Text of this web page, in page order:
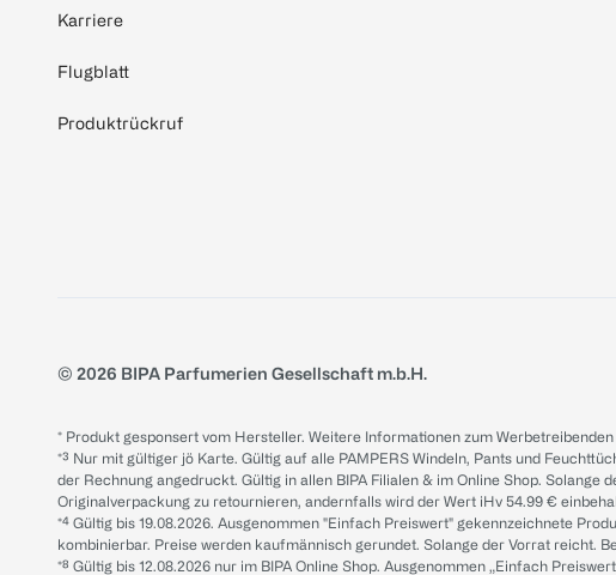
Karriere
Flugblatt
Produktrückruf
© 2026 BIPA Parfumerien Gesellschaft m.b.H.
* Produkt gesponsert vom Hersteller. Weitere Informationen zum
*³ Nur mit gültiger jö Karte. Gültig auf alle PAMPERS Windeln, Pants und
der Rechnung angedruckt. Gültig in allen BIPA Filialen & im Online Shop.
Originalverpackung zu retournieren, andernfalls wird der Wert iHv 54.99 €
*⁴ Gültig bis 19.08.2026. Ausgenommen "Einfach Preiswert" gekennzeichnete
kombinierbar. Preise werden kaufmännisch gerundet. Solange der Vorrat reicht.
*⁸ Gültig bis 12.08.2026 nur im BIPA Online Shop. Ausgenommen „Einfach